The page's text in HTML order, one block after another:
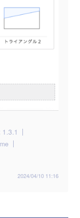
1.3.1
2024/04/10 11:16